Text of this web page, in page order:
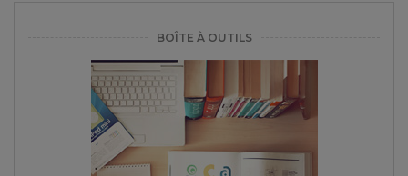
BOÎTE À OUTILS